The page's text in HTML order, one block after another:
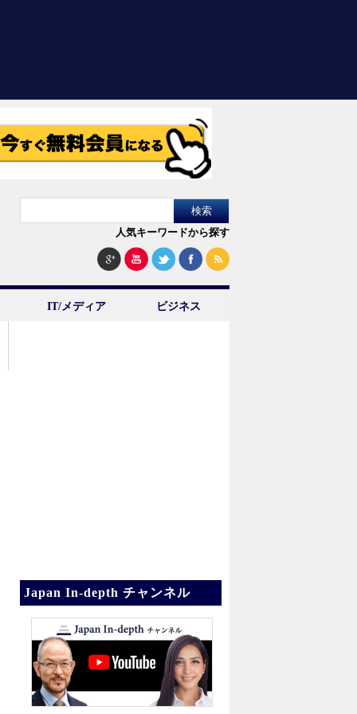
人気キーワードから探す
IT/メディア ビジネス
Japan In-depth チャンネル